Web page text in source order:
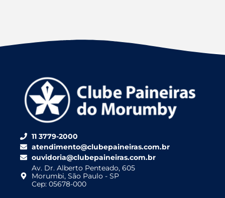
11 3779-2000
atendimento@clubepaineiras.com.br
ouvidoria@clubepaineiras.com.br
Av. Dr. Alberto Penteado, 605
Morumbi, São Paulo - SP
Cep: 05678-000